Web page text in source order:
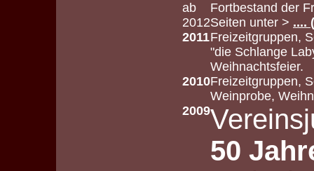
ab
2012
Fortbestand der
Seiten unter > ....
2011Freizeitgruppen,
"die Schlange
Weihnachtsfeier.
2010Freizeitgruppen,
Weinprobe,
2009
50